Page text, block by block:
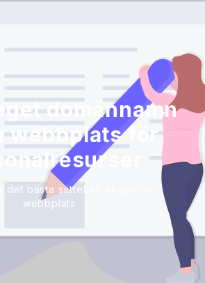
domännamn
webbplats för
det bästa sättet att skapa din
webbplats